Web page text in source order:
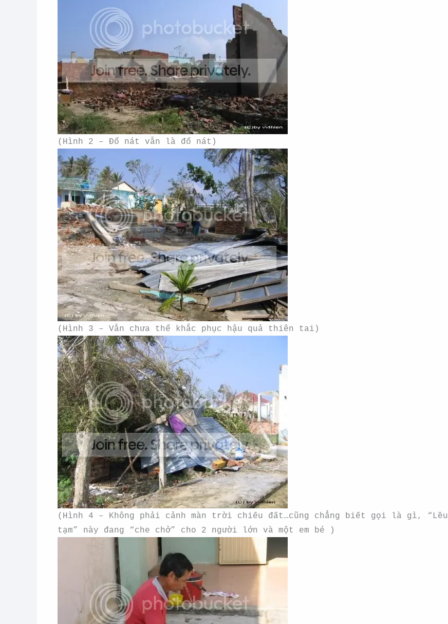
(Hình 2 – Đổ nát vẫn là đổ nát)
(Hình 3 – Vẫn chưa thể khắc phục hậu quả thiên tai)
(Hình 4 – Không phải cảnh màn trời chiếu đất…cũng chẳng biết gọi là gì, “Lều
tạm” này đang “che chở” cho 2 người lớn và một em bé )